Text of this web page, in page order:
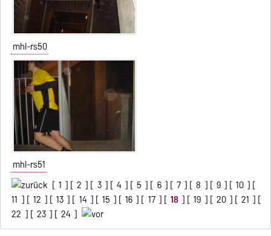
mhl-rs50
mhl-rs51
[ 1 ] [ 2 ] [ 3 ] [ 4 ] [ 5 ] [ 6 ] [ 7 ] [ 8 ] [ 9 ] [ 10 ] [
11 ] [ 12 ] [ 13 ] [ 14 ] [ 15 ] [ 16 ] [ 17 ] [ 18 ] [ 19 ] [ 20 ] [ 21 ] [
22 ] [ 23 ] [ 24 ]